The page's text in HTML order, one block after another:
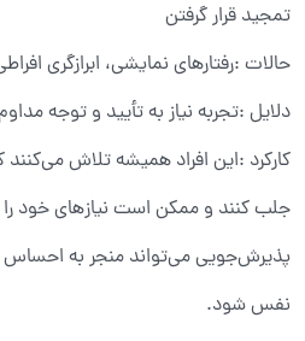
تمجید قرار گرفتن
حالات :رفتارهای نمایشی، ابرازگری
دلایل :تجربه نیاز به تأیید و توجه
کارکرد :این افراد همیشه تلاش می‌کنند
جلب کنند و ممکن است نیازهای خود را
پذیرش‌جویی می‌تواند منجر به احساس
نفس شود.